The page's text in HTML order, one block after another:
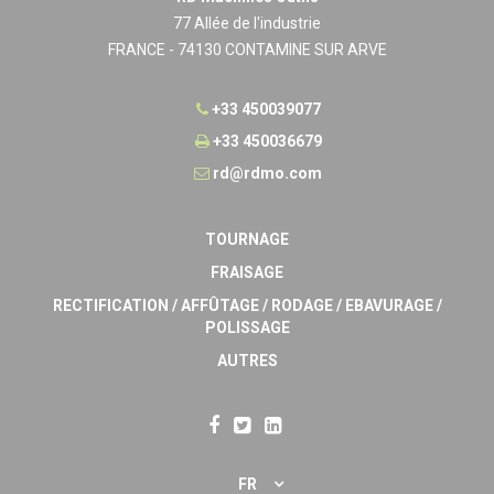
77 Allée de l'industrie
FRANCE - 74130 CONTAMINE SUR ARVE
+33 450039077
+33 450036679
rd@rdmo.com
TOURNAGE
FRAISAGE
RECTIFICATION / AFFÛTAGE / RODAGE / EBAVURAGE /
POLISSAGE
AUTRES
FR